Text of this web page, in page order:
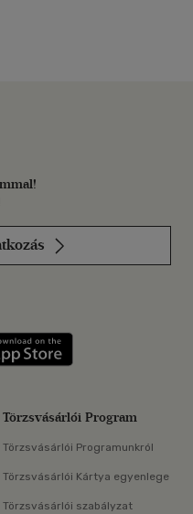
Szerezd meg: Google
Törzsvásárlói Program
Törzsvásárlói Programunkról
Törzsvásárlói Kártya egyenlege
Törzsvásárlói szabályzat